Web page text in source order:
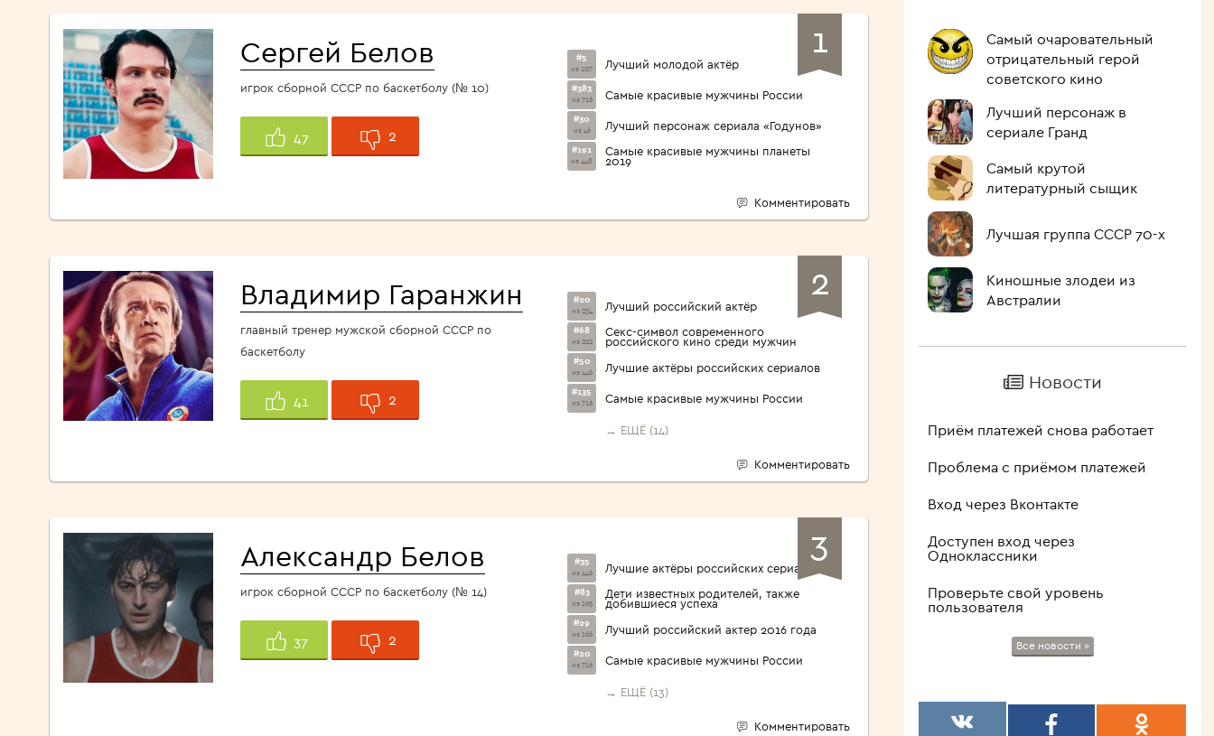
<1960>
1
Сергей Белов
игрок сборной СССР по баскетболу (№ 10)
47 2
#5
из 107 Лучший молодой актёр
#383
из 716 Самые красивые мужчины России
#30
из 46 Лучший персонаж сериала «Годунов»
#191
из 448
Самые красивые мужчины планеты
2019
Комментировать
2
Владимир Гаранжин
главный тренер мужской сборной СССР по
баскетболу
41 2
#20
из 234 Лучший российский актёр
#68
из 222
Секс-символ современного
российского кино среди мужчин
#50
из 446 Лучшие актёры российских сериалов
#135
из 716 Самые красивые мужчины России
→ ЕЩЁ (14)
Комментировать
3
Александр Белов
игрок сборной СССР по баскетболу (№ 14)
37 2
#35
из 446 Лучшие актёры российских сериалов
#83
из 195
Дети известных родителей, также
добившиеся успеха
#29
из 166 Лучший российский актер 2016 года
#20
из 716 Самые красивые мужчины России
→ ЕЩЁ (13)
Комментировать
Самый очаровательный
отрицательный герой
советского кино
Лучший персонаж в
сериале Гранд
Самый крутой
литературный сыщик
Лучшая группа СССР 70-х
Киношные злодеи из
Австралии
Новости
Приём платежей снова работает
Проблема с приёмом платежей
Вход через Вконтакте
Доступен вход через
Одноклассники
Проверьте свой уровень
пользователя
Все новости »